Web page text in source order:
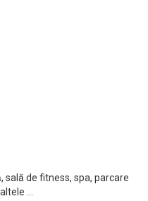
sală de fitness, spa, parcare
…